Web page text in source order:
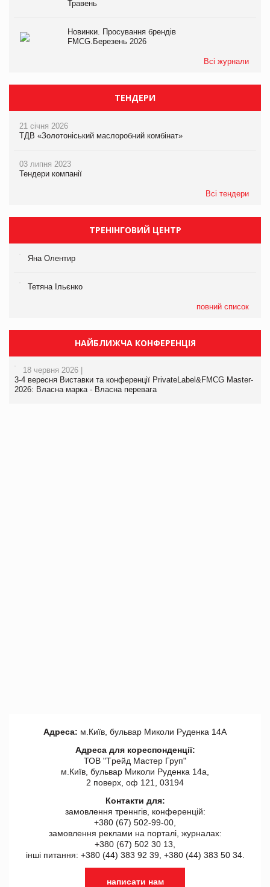
Травень
Новинки. Просування брендів
FMCG.Березень 2026
Всі журнали
ТЕНДЕРИ
21 січня 2026
ТДВ «Золотоніський маслоробний комбінат»
03 липня 2023
Тендери компанії
Всі тендери
ТРЕНІНГОВИЙ ЦЕНТР
Яна Олентир
Тетяна Ільєнко
повний список
НАЙБЛИЖЧА КОНФЕРЕНЦІЯ
18 червня 2026 |
3-4 вересня Виставки та конференції PrivateLabel&FMCG Master-
2026: Власна марка - Власна перевага
Адреса: м.Київ, бульвар Миколи Руденка 14А
Адреса для кореспонденції:
ТОВ "Tрейд Мастер Груп"
м.Київ, бульвар Миколи Руденка 14а,
2 поверх, оф 121, 03194
Контакти для:
замовлення треннгів, конференцій:
+380 (67) 502-99-00,
замовлення реклами на порталі, журналах:
+380 (67) 502 30 13,
інші питання: +380 (44) 383 92 39, +380 (44) 383 50 34.
написати нам